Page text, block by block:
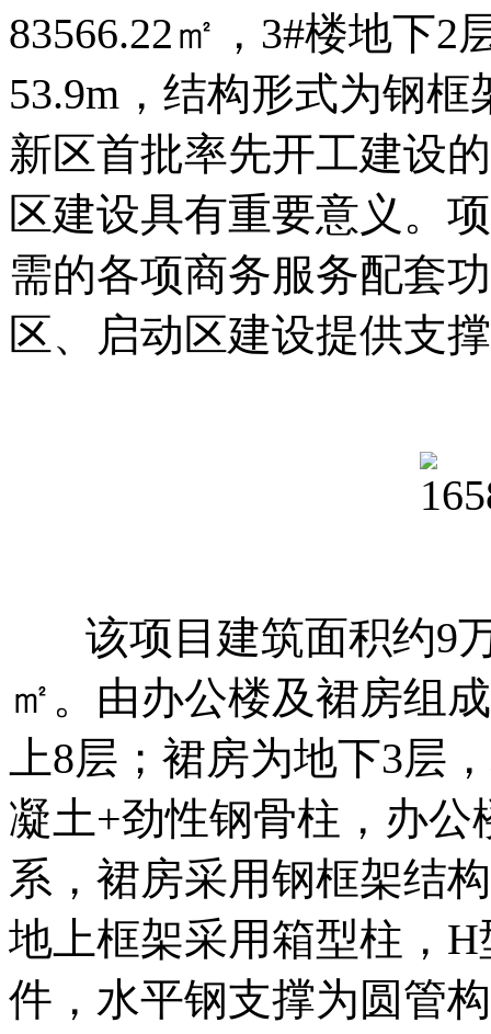
83566.22㎡，3#楼地下2
53.9m，结构形式为钢
新区首批率先开工建设
区建设具有重要意义。
需的各项商务服务配套
区、启动区建设提供支
该项目建筑面积约9万
㎡。由办公楼及裙房组
上8层；裙房为地下3层
凝土+劲性钢骨柱，办
系，裙房采用钢框架结
地上框架采用箱型柱，
件，水平钢支撑为圆管